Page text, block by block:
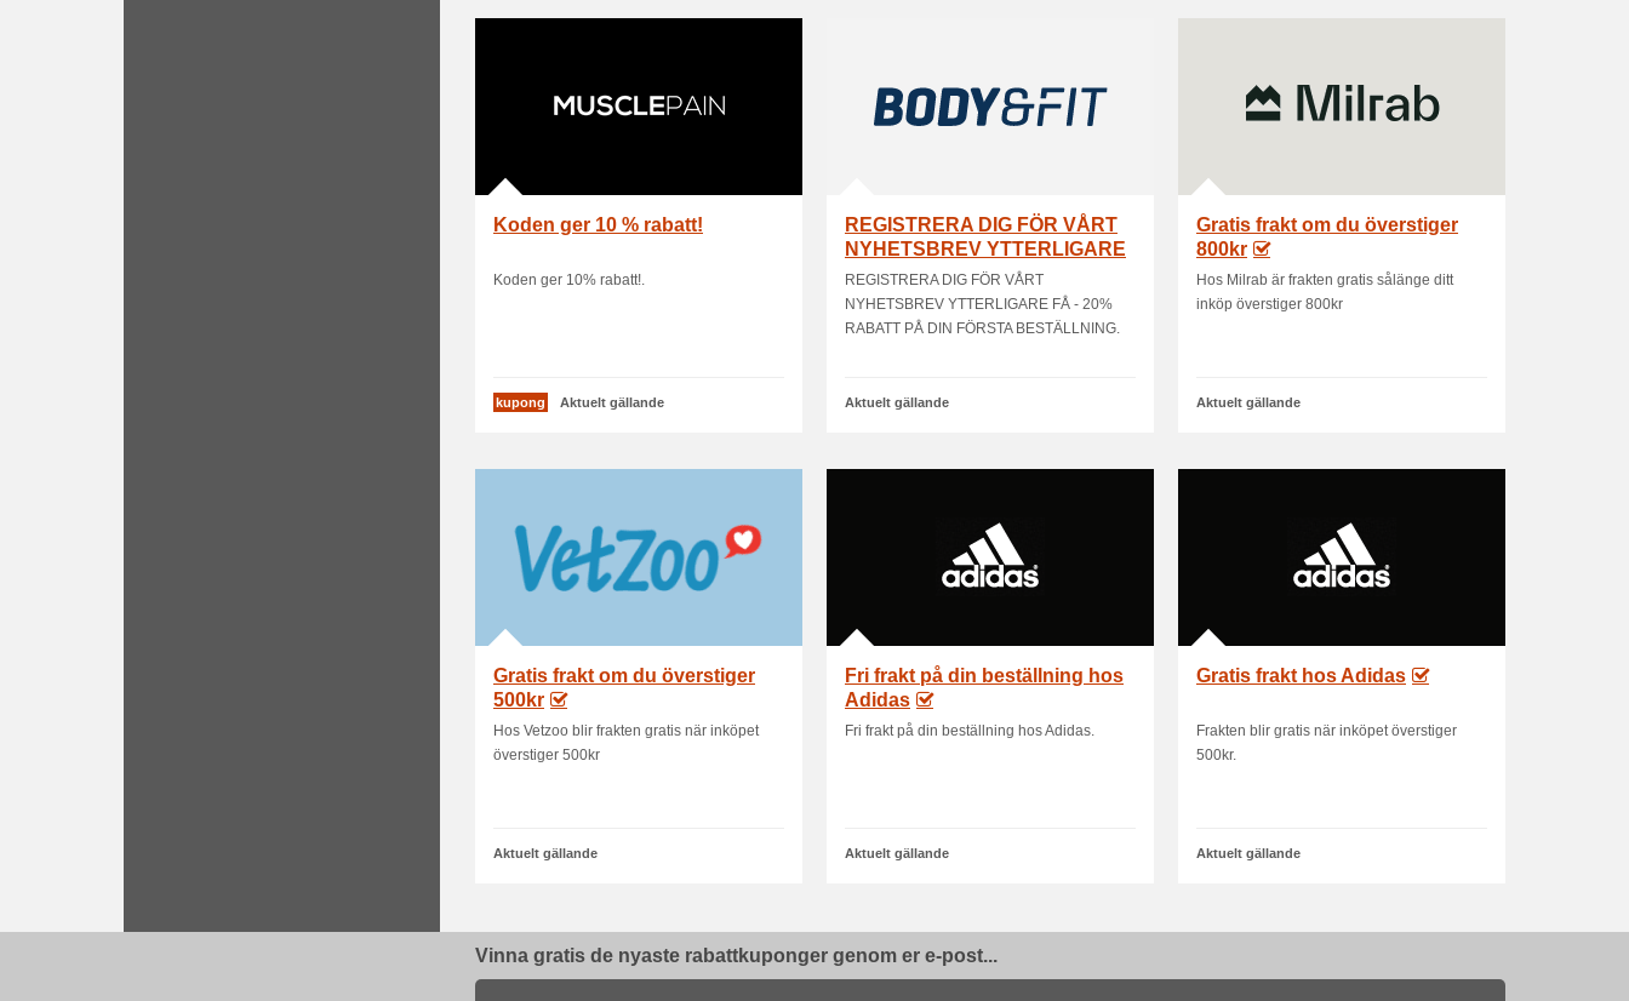
Koden ger 10 % rabatt!
Koden ger 10% rabatt!.
kupong Aktuelt gällande
REGISTRERA DIG FÖR VÅRT
NYHETSBREV YTTERLIGARE
FÅ - 20 % RABATT PÅ D.
REGISTRERA DIG FÖR VÅRT
NYHETSBREV YTTERLIGARE FÅ - 20%
RABATT PÅ DIN FÖRSTA BESTÄLLNING.
Aktuelt gällande
Gratis frakt om du överstiger
800kr
Hos Milrab är frakten gratis sålänge ditt
inköp överstiger 800kr
Aktuelt gällande
Gratis frakt om du överstiger
500kr
Hos Vetzoo blir frakten gratis när inköpet
överstiger 500kr
Aktuelt gällande
Fri frakt på din beställning hos
Adidas
Fri frakt på din beställning hos Adidas.
Aktuelt gällande
Gratis frakt hos Adidas
Frakten blir gratis när inköpet överstiger
500kr.
Aktuelt gällande
Vinna gratis de nyaste rabattkuponger genom er e-post...